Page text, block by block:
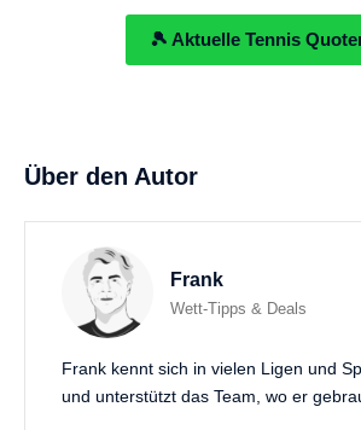
🎾 Aktuelle Tennis
Über den Autor
Frank
Wett-Tipps & Deals
Frank kennt sich in vielen Ligen und
und unterstützt das Team, wo er